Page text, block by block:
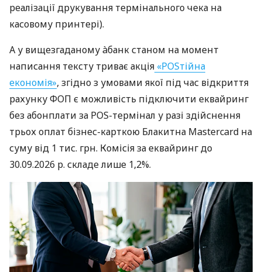
реалізації друкування термінального чека на
касовому принтері).
А у вищезгаданому àбанк станом на момент
написання тексту триває акція «POSтійна
економія», згідно з умовами якої під час відкриття
рахунку ФОП є можливість підключити еквайринг
без абонплати за POS-термінал у разі здійснення
трьох оплат бізнес-карткою Блакитна Mastercard на
суму від 1 тис. грн. Комісія за еквайринг до
30.09.2026 р. складе лише 1,2%.